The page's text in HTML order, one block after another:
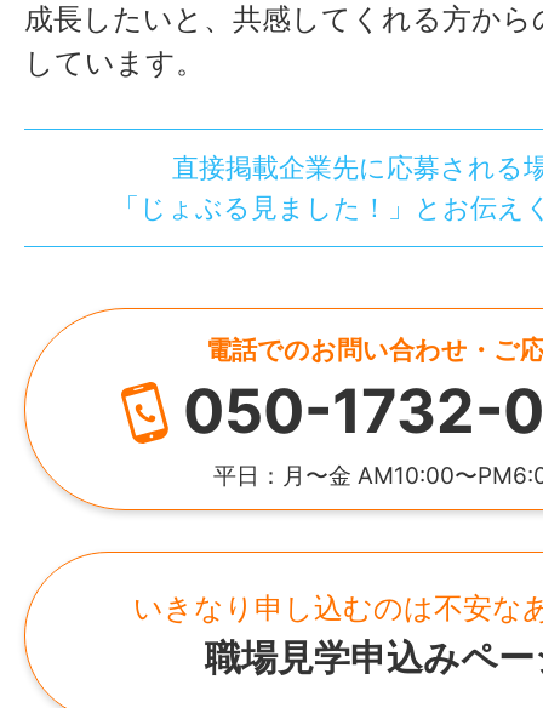
成長したいと、共感してくれる方か
しています。
直接掲載企業先に応募される
「じょぶる見ました！」とお伝え
電話でのお問い合わせ・ご
050-1732-
平日：月〜金 AM10:00〜
いきなり申し込むのは不安な
職場見学申込みペ